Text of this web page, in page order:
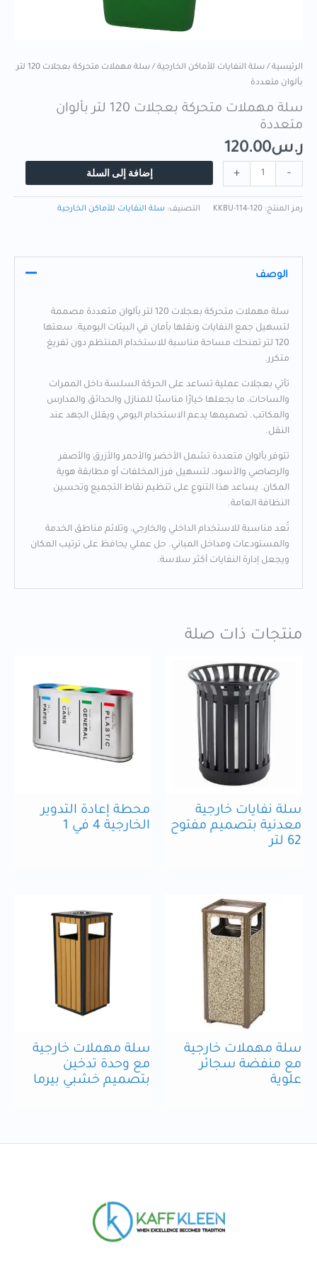
الرئيسية / سلة النفايات للأماكن الخارجية
/ سلة مهملات متحركة بعجلات 120 لتر
بألوان متعددة
سلة مهملات متحركة بعجلات 120 لتر بألوان
متعددة
ر.س120.00
-
+ إضافة إلى السلة
رمز المنتج: KKBU-114-120 التصنيف: سلة النفايات للأماكن الخارجية
الوصف
سلة مهملات متحركة بعجلات 120 لتر بألوان متعددة مصممة
لتسهيل جمع النفايات ونقلها بأمان في البيئات اليومية. سعتها
120 لتر تمنحك مساحة مناسبة للاستخدام المنتظم دون تفريغ
متكرر.
تأتي بعجلات عملية تساعد على الحركة السلسة داخل الممرات
والساحات، ما يجعلها خيارًا مناسبًا للمنازل والحدائق والمدارس
والمكاتب. تصميمها يدعم الاستخدام اليومي ويقلل الجهد عند
النقل.
تتوفر بألوان متعددة تشمل الأخضر والأحمر والأزرق والأصفر
والرصاصي والأسود، لتسهيل فرز المخلفات أو مطابقة هوية
المكان. يساعد هذا التنوع على تنظيم نقاط التجميع وتحسين
النظافة العامة.
تُعد مناسبة للاستخدام الداخلي والخارجي، وتلائم مناطق الخدمة
والمستودعات ومداخل المباني. حل عملي يحافظ على ترتيب المكان
ويجعل إدارة النفايات أكثر سلاسة.
منتجات ذات صلة
سلة نفايات خارجية
معدنية بتصميم مفتوح
62 لتر
محطة إعادة التدوير
الخارجية 4 في 1
سلة مهملات خارجية
مع منفضة سجائر
علوية
سلة مهملات خارجية
مع وحدة تدخين
بتصميم خشبي بيرما